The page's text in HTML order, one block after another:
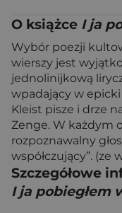
O książce I ja
Wybór poezji
wierszy jest
jednolinijkową
wpadający w
Kleist pisze i drze
Zenge. W każdym
rozpoznawalny
współczujący”. (ze
Szczegółowe
I ja pobiegłem